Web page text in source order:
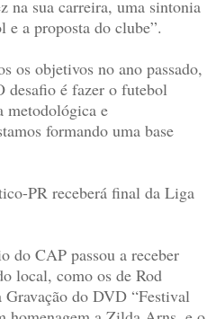
na sua carreira, uma sintonia
e a proposta do clube”.
os objetivos no ano passado,
desafio é fazer o futebol
metodológica e
formando uma base
PR receberá final da Liga
do CAP passou a receber
local, como os de Rod
do DVD “Festival